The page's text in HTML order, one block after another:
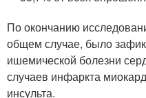
По окончанию
общем случае, было
ишемической болезни
случаев инфаркта
инсульта.